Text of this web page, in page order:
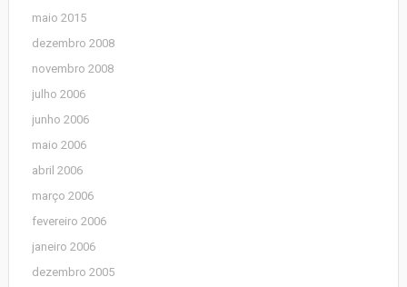
maio 2015
dezembro 2008
novembro 2008
julho 2006
junho 2006
maio 2006
abril 2006
março 2006
fevereiro 2006
janeiro 2006
dezembro 2005